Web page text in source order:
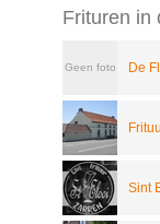
Frituren in
Geen foto De
Sint